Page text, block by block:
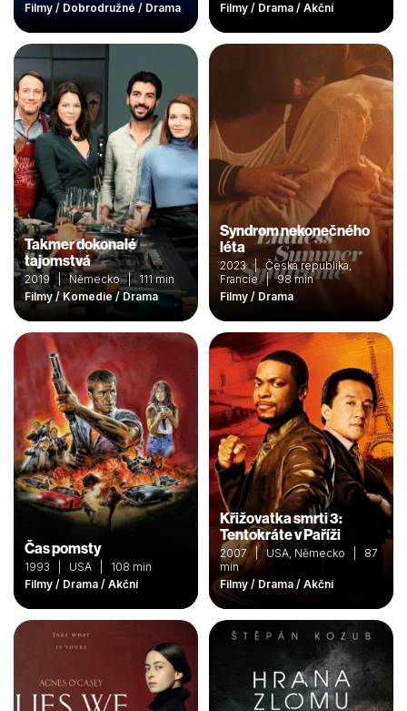
Filmy / Dobrodružné / Drama
Filmy / Drama / Akční
Takmer dokonalé
tajomstvá
2019 | Německo | 111 min
Filmy / Komedie / Drama
Syndrom nekonečného
léta
2023 | Česká republika,
Francie | 98 min
Filmy / Drama
Čas pomsty
1993 | USA | 108 min
Filmy / Drama / Akční
Křižovatka smrti 3:
Tentokráte v Paříži
2007 | USA, Německo | 87
min
Filmy / Drama / Akční